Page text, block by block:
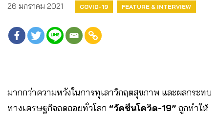
26 มกราคม 2021 COVID-19 FEATURE & INTERVIEW
มากกว่าความหวังในการทุเลาวิกฤตสุขภาพ และผลกระทบ
ทางเศรษฐกิจถดถอยทั่วโลก “วัคซีนโควิด-19” ถูกทำให้